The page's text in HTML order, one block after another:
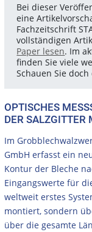
Bei dieser
eine
Fachzeitschrift
vollständigen
Paper lesen. Im
finden Sie viele
Schauen Sie
OPTISCHES
DER SALZGITTER
Im
GmbH erfasst ein
Kontur der Bleche
Eingangswerte für
weltweit erstes
montiert, sondern
über die gesamte